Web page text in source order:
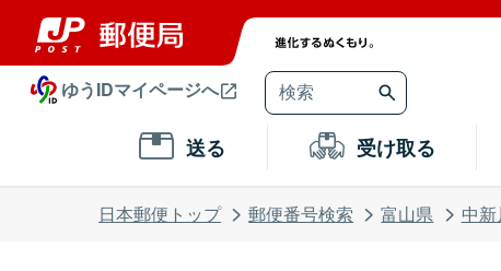
ゆうIDマイページへ
送る 受け取る
日本郵便トップ 郵便番号検索 富山県 中